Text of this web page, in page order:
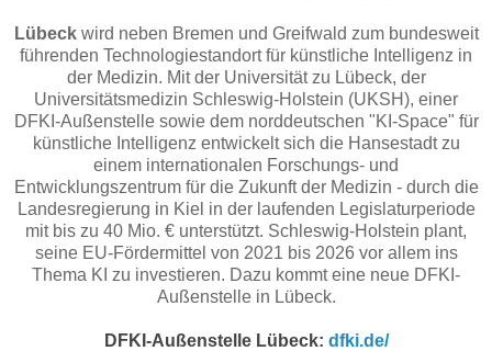
Lübeckwird neben Bremen und Greifwald zum bundesweit
führenden Technologiestandort für künstliche Intelligenz in
der Medizin. Mit der Universität zu Lübeck, der
Universitätsmedizin Schleswig-Holstein (UKSH), einer
DFKI-Außenstelle sowie dem norddeutschen "KI-Space" für
künstliche Intelligenz entwickelt sich die Hansestadt zu
einem internationalen Forschungs- und
Entwicklungszentrum für die Zukunft der Medizin - durch die
Landesregierung in Kiel in der laufenden Legislaturperiode
mit bis zu 40 Mio. € unterstützt. Schleswig-Holstein plant,
seine EU-Fördermittel von 2021 bis 2026 vor allem ins
Thema KI zu investieren. Dazu kommt eine neue DFKI-
Außenstelle in Lübeck.
DFKI-Außenstelle Lübeck: dfki.de/